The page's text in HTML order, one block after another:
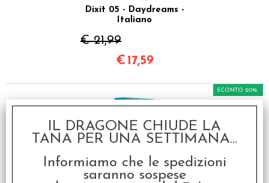
Dixit 05 - Daydreams -
Italiano
€ 21,99
€ 17,59
SCONTO 20%
IL DRAGONE CHIUDE LA
TANA PER UNA SETTIMANA...
Informiamo che le spedizioni
saranno sospese